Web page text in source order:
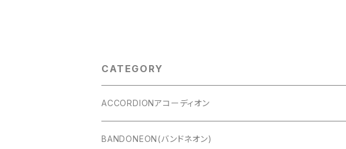
CATEGORY
ACCORDIONアコーディオン
CAVAGNOLO(キャバニョロ)
BANDONEON(バンドネオン)